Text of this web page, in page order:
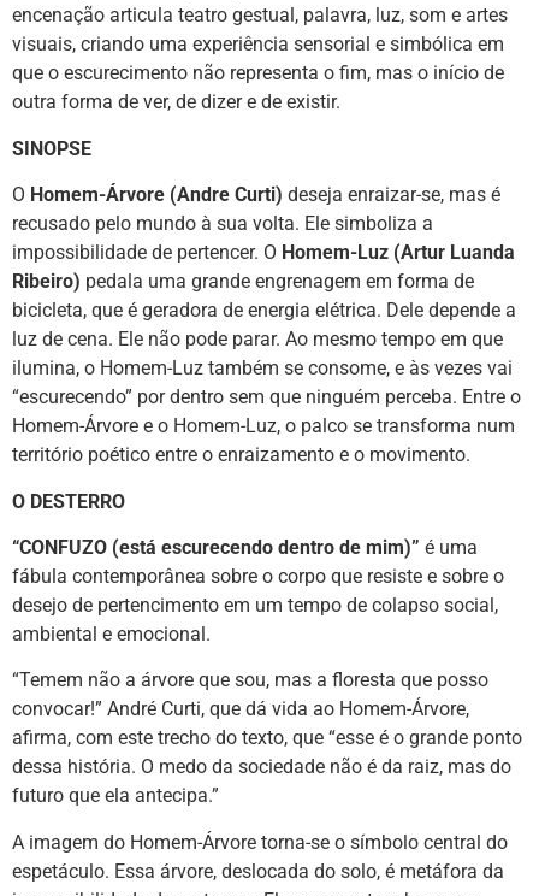
encenação articula teatro gestual, palavra, luz, som e artes
visuais, criando uma experiência sensorial e simbólica em
que o escurecimento não representa o fim, mas o início de
outra forma de ver, de dizer e de existir.
SINOPSE
O Homem-Árvore (Andre Curti) deseja enraizar-se, mas é
recusado pelo mundo à sua volta. Ele simboliza a
impossibilidade de pertencer. O Homem-Luz (Artur Luanda
Ribeiro) pedala uma grande engrenagem em forma de
bicicleta, que é geradora de energia elétrica. Dele depende a
luz de cena. Ele não pode parar. Ao mesmo tempo em que
ilumina, o Homem-Luz também se consome, e às vezes vai
“escurecendo” por dentro sem que ninguém perceba. Entre o
Homem-Árvore e o Homem-Luz, o palco se transforma num
território poético entre o enraizamento e o movimento.
O DESTERRO
“CONFUZO (está escurecendo dentro de mim)” é uma
fábula contemporânea sobre o corpo que resiste e sobre o
desejo de pertencimento em um tempo de colapso social,
ambiental e emocional.
“Temem não a árvore que sou, mas a floresta que posso
convocar!” André Curti, que dá vida ao Homem-Árvore,
afirma, com este trecho do texto, que “esse é o grande ponto
dessa história. O medo da sociedade não é da raiz, mas do
futuro que ela antecipa.”
A imagem do Homem-Árvore torna-se o símbolo central do
espetáculo. Essa árvore, deslocada do solo, é metáfora da